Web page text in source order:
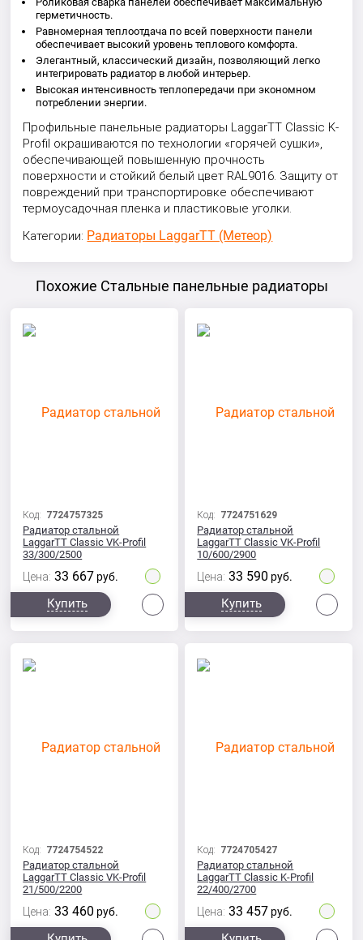
герметичность.
Равномерная теплоотдача по всей поверхности панели
обеспечивает высокий уровень теплового комфорта.
Элегантный, классический дизайн, позволяющий легко
интегрировать радиатор в любой интерьер.
Высокая интенсивность теплопередачи при экономном
потреблении энергии.
Профильные панельные радиаторы LaggarTT Classic K-
Profil окрашиваются по технологии «горячей сушки»,
обеспечивающей повышенную прочность
поверхности и стойкий белый цвет RAL9016. Защиту от
повреждений при транспортировке обеспечивают
термоусадочная пленка и пластиковые уголки.
Категории: Радиаторы LaggarTT (Метеор)
Похожие Стальные панельные радиаторы
Код: 7724757325
Радиатор стальной
LaggarTT Classic VK-Profil
33/300/2500
Цена: 33 667 руб.
Купить
Код: 7724751629
Радиатор стальной
LaggarTT Classic VK-Profil
10/600/2900
Цена: 33 590 руб.
Купить
Код: 7724754522
Радиатор стальной
LaggarTT Classic VK-Profil
21/500/2200
Цена: 33 460 руб.
Код: 7724705427
Радиатор стальной
LaggarTT Classic K-Profil
22/400/2700
Цена: 33 457 руб.